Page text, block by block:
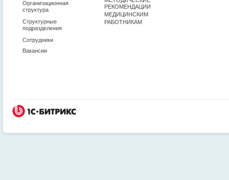
Организационная
структура
Структурные
подразделения
Сотрудники
Вакансии
РЕКОМЕНДАЦИИ
МЕДИЦИНСКИМ
РАБОТНИКАМ